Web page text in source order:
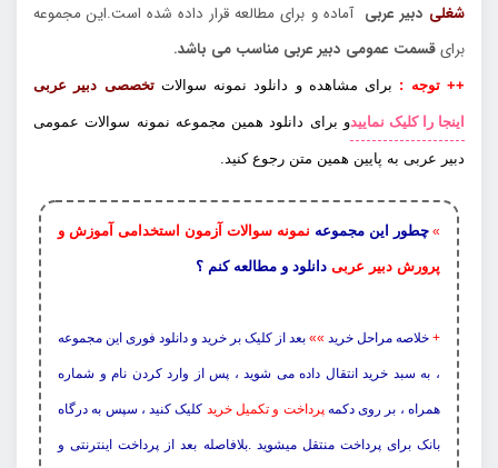
شغلی دبیر عربیآماده و برای مطالعه قرار داده شده است.این مجموعه
برایقسمت عمومی دبیر عربی مناسب می باشد.
++ توجه : برای مشاهده و دانلود نمونه سوالاتتخصصی دبیر عربی
اینجا را کلیک نماییدو برای دانلود همین مجموعه نمونه سوالات عمومی
دبیر عربی به پایین همین متن رجوع کنید.
» چطور این مجموعه نمونه سوالات آزمون استخدامی آموزش و
پرورش دبیر عربی دانلود و مطالعه کنم ؟
+ خلاصه مراحل خرید »» بعد از کلیک بر خرید و دانلود فوری این مجموعه
، به سبد خرید انتقال داده می شوید ، پس از وارد کردن نام و شماره
همراه ، بر روی دکمهپرداخت و تکمیل خرید کلیک کنید ، سپس به درگاه
بانک برای پرداخت منتقل میشوید .بلافاصله بعد از پرداخت اینترنتی و